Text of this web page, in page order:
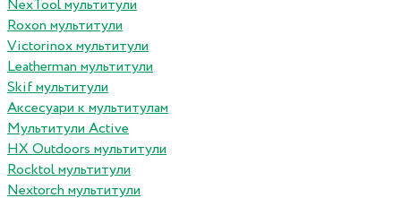
NexTool мультитули
Roxon мультитули
Victorinox мультитули
Leatherman мультитули
Skif мультитули
Аксесуари к мультитулам
Мультитули Active
HX Outdoors мультитули
Rocktol мультитули
Nextorch мультитули